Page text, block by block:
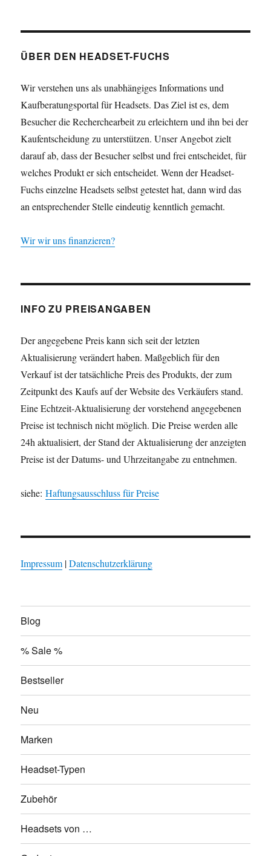
ÜBER DEN HEADSET-FUCHS
Wir verstehen uns als unabhängiges Informations und
Kaufberatungsportal für Headsets. Das Ziel ist es, dem
Besucher die Recherchearbeit zu erleichtern und ihn bei der
Kaufentscheidung zu unterstützen. Unser Angebot zielt
darauf ab, dass der Besucher selbst und frei entscheidet, für
welches Produkt er sich entscheidet. Wenn der Headset-
Fuchs einzelne Headsets selbst getestet hat, dann wird das
an entsprechender Stelle eindeutig kenntlich gemacht.
Wir wir uns finanzieren?
INFO ZU PREISANGABEN
Der angegebene Preis kann sich seit der letzten
Aktualisierung verändert haben. Maßgeblich für den
Verkauf ist der tatsächliche Preis des Produkts, der zum
Zeitpunkt des Kaufs auf der Website des Verkäufers stand.
Eine Echtzeit-Aktualisierung der vorstehend angegebenen
Preise ist technisch nicht möglich. Die Preise werden alle
24h aktualisiert, der Stand der Aktualisierung der anzeigten
Preise ist der Datums- und Uhrzeitangabe zu entnehmen.
siehe:Haftungsausschluss für Preise
Impressum |Datenschutzerklärung
Blog
% Sale %
Bestseller
Neu
Marken
Headset-Typen
Zubehör
Headsets von …